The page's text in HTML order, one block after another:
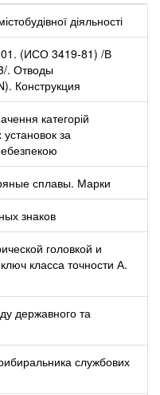
діяльності
(ИСО 3419-81) /В
. Отводы
Конструкция
категорій
за
сплавы. Марки
знаков
головкой и
класса точности А.
державного та
службових